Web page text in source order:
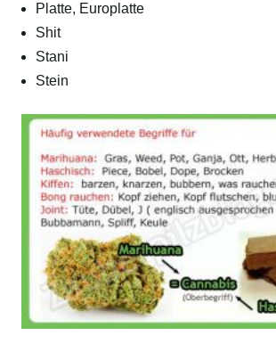
Platte, Europlatte
Shit
Stani
Stein